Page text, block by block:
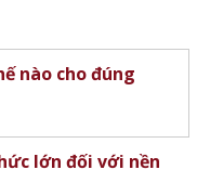
nào cho đúng
lớn đối với nền